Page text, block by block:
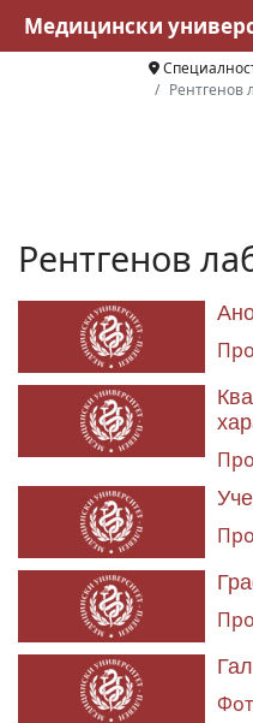
Рентгенов
Рентгенов
Медицински